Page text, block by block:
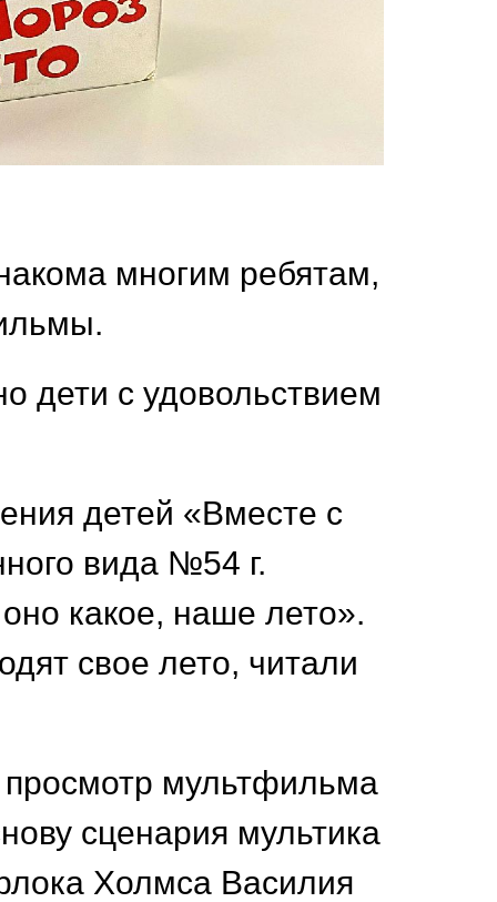
многим ребятам,
дети с удовольствием
детей «Вместе с
вида №54 г.
какое, наше лето».
свое лето, читали
мультфильма
сценария мультика
Холмса Василия